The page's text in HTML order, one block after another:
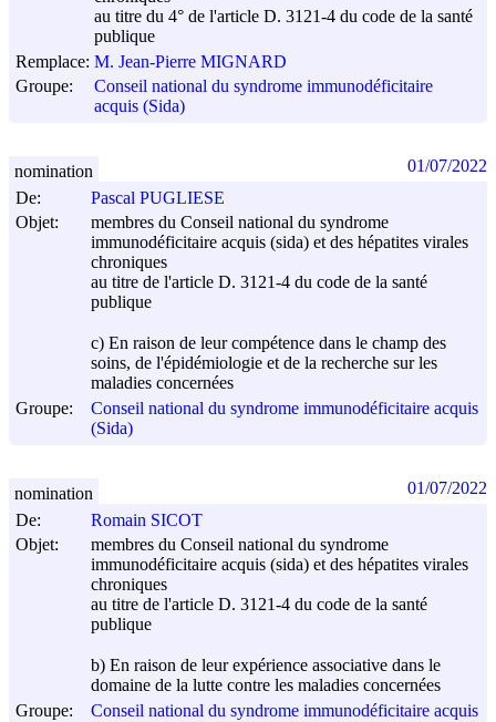
au titre du 4° de l'article D. 3121-4 du code de la santé
publique
Remplace: M. Jean-Pierre MIGNARD
Groupe:
Conseil national du syndrome immunodéficitaire
acquis (Sida)
De:
Pascal PUGLIESE
Objet:
membres du Conseil national du syndrome
immunodéficitaire acquis (sida) et des hépatites virales
chroniques
au titre de l'article D. 3121-4 du code de la santé
publique
c) En raison de leur compétence dans le champ des
soins, de l'épidémiologie et de la recherche sur les
maladies concernées
Groupe:
Conseil national du syndrome immunodéficitaire acquis
(Sida)
nomination 01/07/2022
De:
Romain SICOT
Objet:
membres du Conseil national du syndrome
immunodéficitaire acquis (sida) et des hépatites virales
chroniques
au titre de l'article D. 3121-4 du code de la santé
publique
b) En raison de leur expérience associative dans le
domaine de la lutte contre les maladies concernées
Groupe:
Conseil national du syndrome immunodéficitaire acquis
nomination 01/07/2022